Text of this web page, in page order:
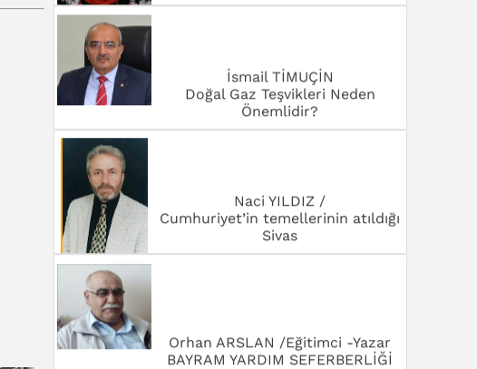
İsmail TİMUÇİN
Doğal Gaz Teşvikleri Neden
Önemlidir?
Naci YILDIZ /
Cumhuriyet’in temellerinin atıldığı
Sivas
Orhan ARSLAN /Eğitimci -Yazar
BAYRAM YARDIM SEFERBERLİĞİ